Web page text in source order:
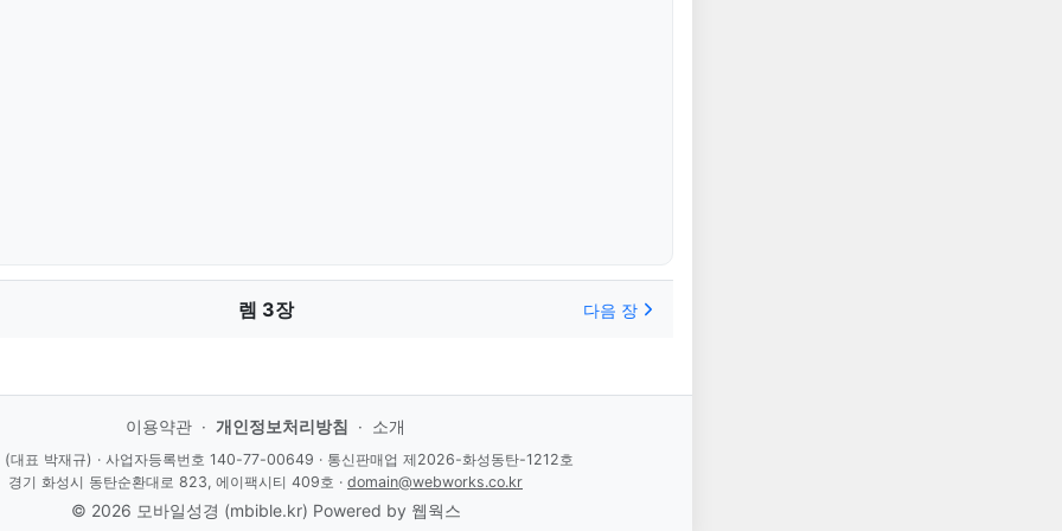
렘 3장 다음 장
이용약관 · 개인정보처리방침 · 소개
(대표 박재규) · 사업자등록번호 140-77-00649 · 통신판매업 제2026-화성동탄-1212호
경기 화성시 동탄순환대로 823, 에이팩시티 409호 · domain@webworks.co.kr
© 2026 모바일성경 (mbible.kr) Powered by 웹웍스